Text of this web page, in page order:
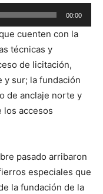
00:00
cuenten con la
técnicas y
de licitación,
y sur; la fundación
de anclaje norte y
los accesos
pasado arribaron
especiales que
la fundación de la